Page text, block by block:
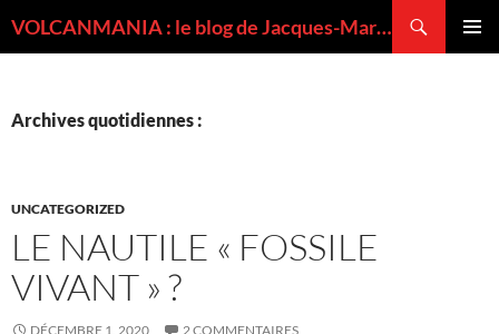
VOLCANMANIA : le blog de Jacques-Marie BARDINTZEFF, volcanologue
Archives quotidiennes :
UNCATEGORIZED
LE NAUTILE « FOSSILE
VIVANT » ?
DÉCEMBRE 1, 2020 2 COMMENTAIRES